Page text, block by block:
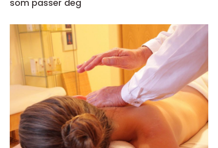
som passer deg